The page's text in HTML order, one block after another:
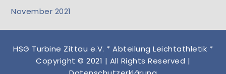
November 2021
HSG Turbine Zittau e.V. * Abteilung Leichtathletik *
Copyright © 2021 | All Rights Reserved |